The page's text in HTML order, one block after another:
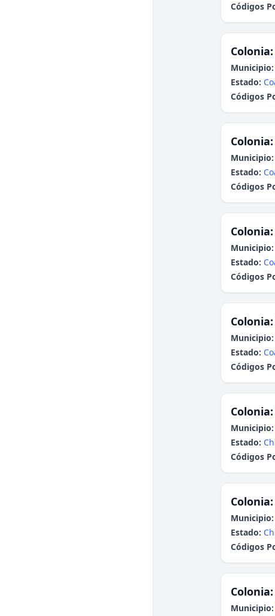
Códigos
Colonia:
Municipio:
Estado:
Códigos
Colonia:
Municipio:
Estado:
Códigos
Colonia:
Municipio:
Estado:
Códigos
Colonia:
Municipio:
Estado:
Códigos
Colonia:
Municipio:
Estado:
Códigos
Colonia:
Municipio:
Estado:
Códigos
Colonia:
Municipio: